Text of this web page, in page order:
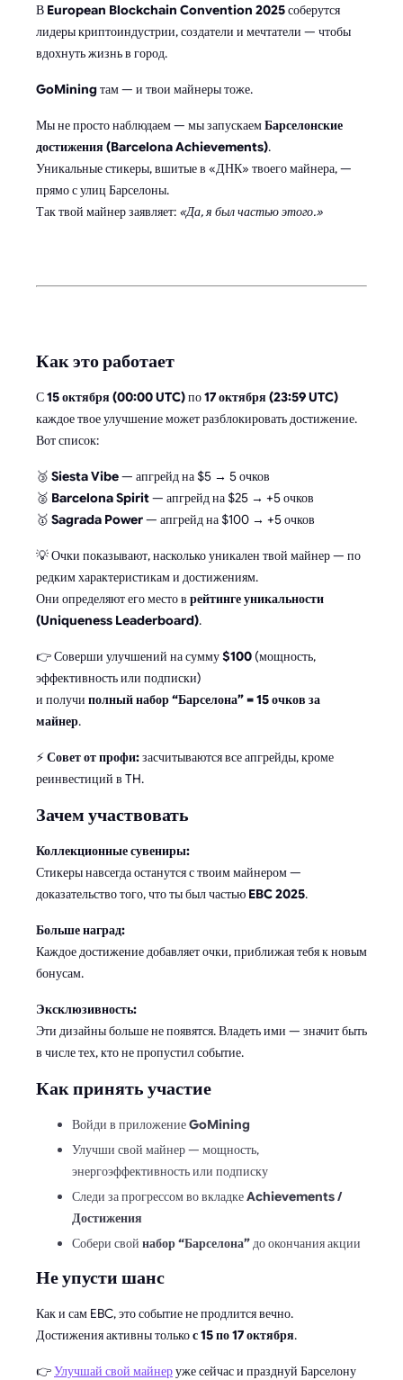
В European Blockchain Convention 2025соберутся
лидеры криптоиндустрии, создатели и мечтатели — чтобы
вдохнуть жизнь в город.
GoMiningтам — и твои майнеры тоже.
Мы не просто наблюдаем — мы запускаемБарселонские
достижения (Barcelona Achievements).
Уникальные стикеры, вшитые в «ДНК» твоего майнера, —
прямо с улиц Барселоны.
Так твой майнер заявляет: «Да, я был частью этого.»
Как это работает
С15 октября (00:00 UTC)по17 октября (23:59 UTC)
каждое твое улучшение может разблокировать достижение.
Вот список:
🥉 Siesta Vibe— апгрейд на $5 → 5 очков
🥈 Barcelona Spirit— апгрейд на $25 → +5 очков
🥇 Sagrada Power— апгрейд на $100 → +5 очков
💡 Очки показывают, насколько уникален твой майнер — по
редким характеристикам и достижениям.
Они определяют его место в рейтинге уникальности
(Uniqueness Leaderboard).
👉 Соверши улучшений на сумму$100 (мощность,
эффективность или подписки)
и получи полный набор “Барселона” = 15 очков за
майнер.
⚡Совет от профи:засчитываются все апгрейды, кроме
реинвестиций в TH.
Зачем участвовать
Коллекционные сувениры:
Стикеры навсегда останутся с твоим майнером —
доказательство того, что ты был частью EBC 2025.
Больше наград:
Каждое достижение добавляет очки, приближая тебя к новым
бонусам.
Эксклюзивность:
Эти дизайны больше не появятся. Владеть ими — значит быть
в числе тех, кто не пропустил событие.
Как принять участие
Войди в приложениеGoMining
Улучши свой майнер — мощность,
энергоэффективность или подписку
Следи за прогрессом во вкладкеAchievements /
Достижения
Собери свой набор “Барселона”до окончания акции
Не упусти шанс
Как и сам EBC, это событие не продлится вечно.
Достижения активны толькос 15 по 17 октября.
👉Улучшай свой майнеруже сейчас и празднуй Барселону